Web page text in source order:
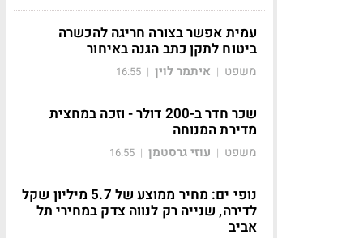
עמית אפשר בצורה חריגה להכשרה
ביטוח לתקן כתב הגנה באיחור
משפט | איתמר לוין |
16:55
שכר חדר ב-200 דולר - וזכה במחצית
מדירת המנוחה
משפט | עוזי גרסטמן |
16:55
נופי ים: מחיר ממוצע של 5.7 מיליון שקל
לדירה, שנייה רק לנווה צדק במחירי תל
אביב